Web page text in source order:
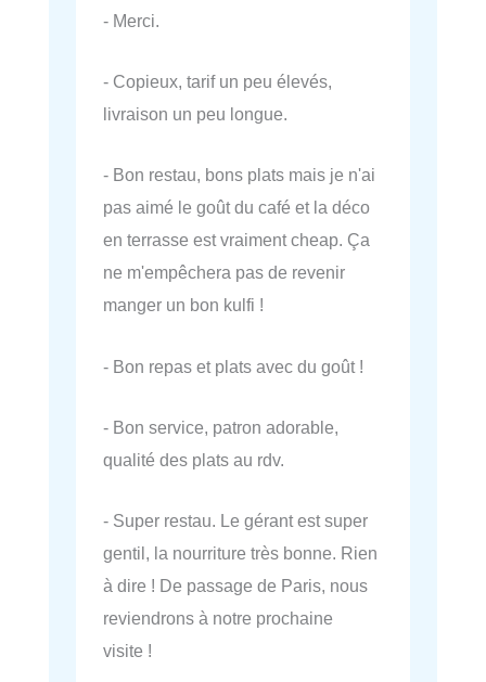
- Merci.
- Copieux, tarif un peu élevés,
livraison un peu longue.
- Bon restau, bons plats mais je n'ai
pas aimé le goût du café et la déco
en terrasse est vraiment cheap. Ça
ne m'empêchera pas de revenir
manger un bon kulfi !
- Bon repas et plats avec du goût !
- Bon service, patron adorable,
qualité des plats au rdv.
- Super restau. Le gérant est super
gentil, la nourriture très bonne. Rien
à dire ! De passage de Paris, nous
reviendrons à notre prochaine
visite !